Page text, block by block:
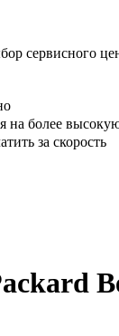
сервисного
на более
за скорость